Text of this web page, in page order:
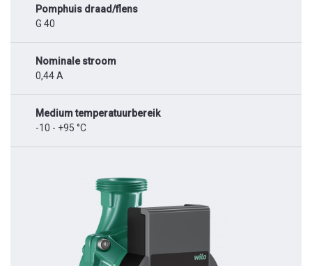
Pomphuis draad/flens
G 40
Nominale stroom
0,44 A
Medium temperatuurbereik
-10 - +95 °C